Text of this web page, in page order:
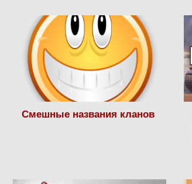
Смешные названия кланов